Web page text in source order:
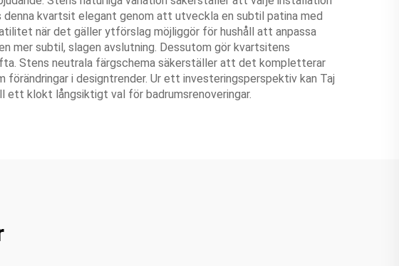
kvartsit elegant genom att utveckla en subtil patina med
när det gäller ytförslag möjliggör för hushåll att anpassa
mer subtil, slagen avslutning. Dessutom gör kvartsitens
Stens neutrala färgschema säkerställer att det kompletterar
i designtrender. Ur ett investeringsperspektiv kan Taj
klokt långsiktigt val för badrumsrenoveringar.